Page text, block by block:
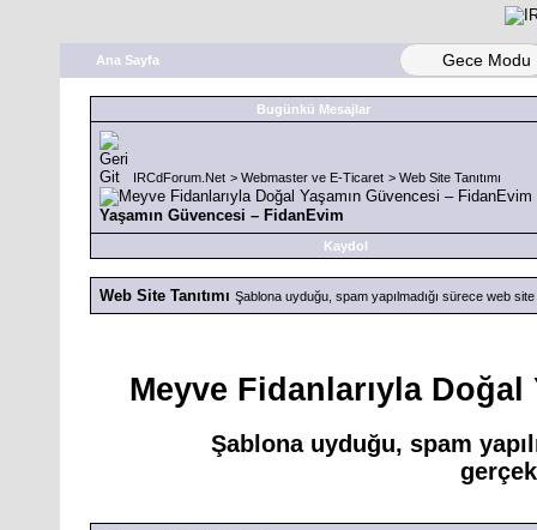
Ana Sayfa Gece Modu
Bugünkü Mesajlar
IRCdForum.Net > Webmaster ve E-Ticaret > Web Site Tanıtımı
Yaşamın Güvencesi – FidanEvim
Kaydol
Web Site Tanıtımı Şablona uyduğu, spam yapılmadığı sürece web site
Meyve Fidanlarıyla
Şablona uyduğu, spam